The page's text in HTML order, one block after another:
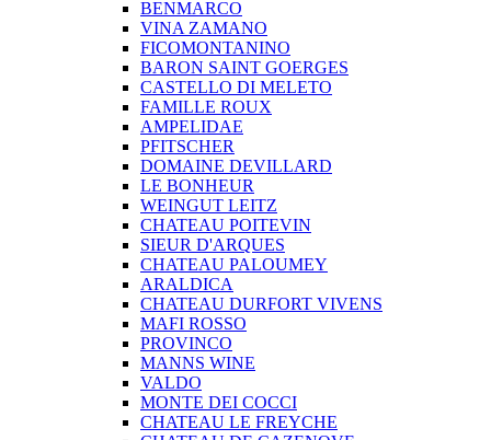
BENMARCO
VINA ZAMANO
FICOMONTANINO
BARON SAINT GOERGES
CASTELLO DI MELETO
FAMILLE ROUX
AMPELIDAE
PFITSCHER
DOMAINE DEVILLARD
LE BONHEUR
WEINGUT LEITZ
CHATEAU POITEVIN
SIEUR D'ARQUES
CHATEAU PALOUMEY
ARALDICA
CHATEAU DURFORT VIVENS
MAFI ROSSO
PROVINCO
MANNS WINE
VALDO
MONTE DEI COCCI
CHATEAU LE FREYCHE